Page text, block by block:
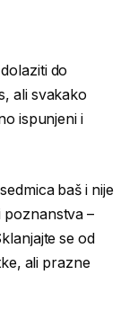
do
ali svakako
ispunjeni i
baš i nije
poznanstva –
se od
ali prazne